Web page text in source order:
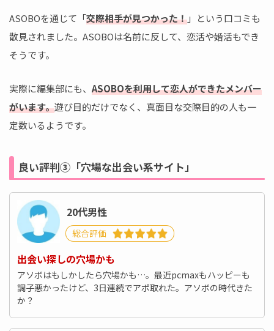
ASOBOを通じて「交際相手が見つかった！」という口コミも
散見されました。ASOBOは名前に反して、恋活や婚活もでき
そうです。
実際に編集部にも、 ASOBOを利用して恋人ができたメンバー
がいます。遊び目的だけでなく、真面目な交際目的の人も一
定数いるようです。
良い評判③「穴場な出会い系サイト」
20代男性
総合評価
出会い探しの穴場かも
アソボはもしかしたら穴場かも…。最近pcmaxもハッピーも
調子悪かったけど、3日連続でアポ取れた。アソボの時代きた
か？